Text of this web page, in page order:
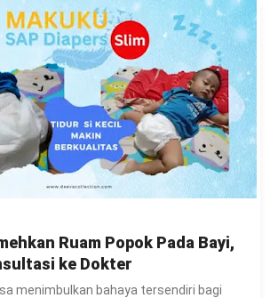
Ruam Popok Pada Bayi,
ke Dokter
menimbulkan bahaya tersendiri bagi